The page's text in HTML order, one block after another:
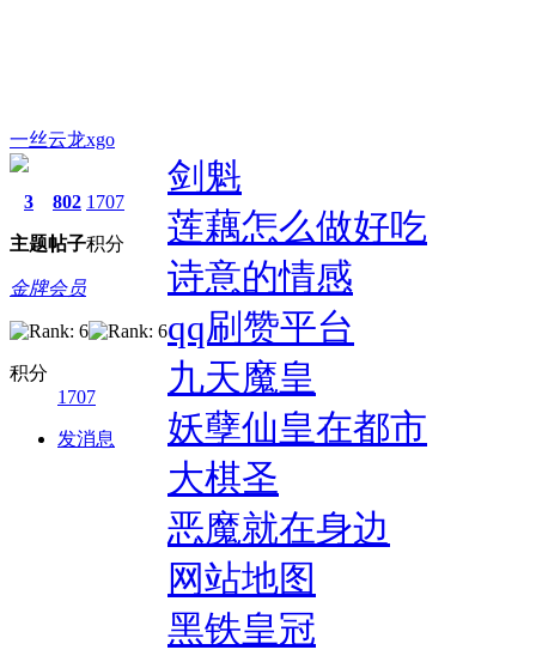
一丝云龙xgo
3
主题
802
帖子
1707
积分
金牌会员
积分
1707
发消息
剑魁
莲藕怎么做好吃
诗意的情感
qq刷赞平台
九天魔皇
妖孽仙皇在都市
大棋圣
恶魔就在身边
网站地图
黑铁皇冠